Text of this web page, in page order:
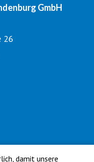
damit unsere
GmbH
26